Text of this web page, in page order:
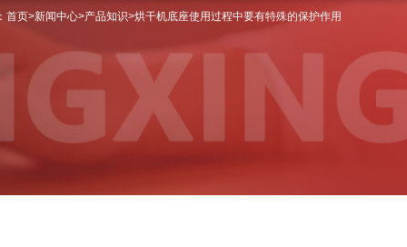
首页>新闻中心>产品知识>烘干机底座使用过程中要有特殊的保护作用